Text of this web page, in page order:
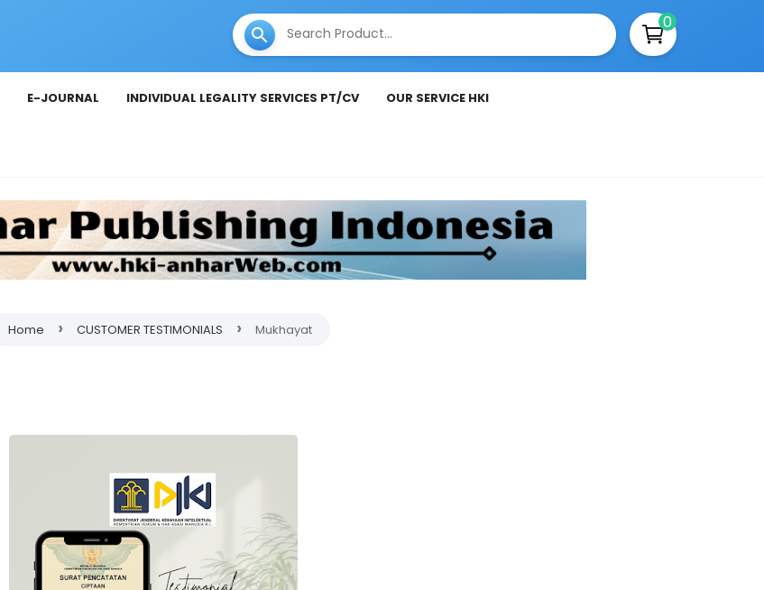
0
E-JOURNAL INDIVIDUAL LEGALITY SERVICES PT/CV OUR SERVICE HKI
Home › CUSTOMER TESTIMONIALS › Mukhayat